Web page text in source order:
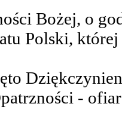
Bożej, o
Polski,
-